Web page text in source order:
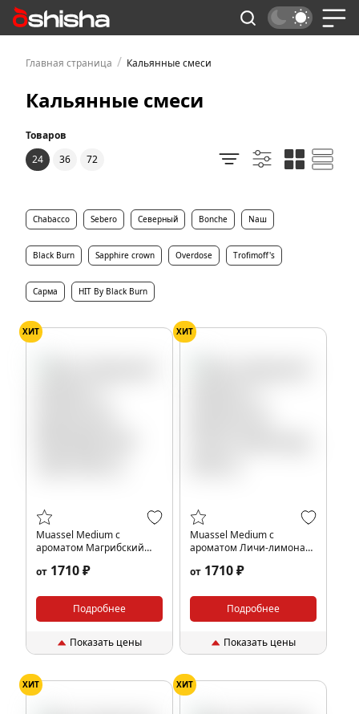
Главная страница / Кальянные смеси
Кальянные смеси
Товаров
24
36 72
Chabacco Sebero Северный Bonche Nаш
Black Burn Sapphire crown Overdose Trofimoff's
Сарма HIT By Black Burn
ХИТ
Muassel Medium с
ароматом Магрибский
от 1710 ₽
Подробнее
Показать цены
ХИТ
Muassel Medium с
ароматом Личи-лимонад,
от 1710 ₽
Подробнее
Показать цены
ХИТ ХИТ